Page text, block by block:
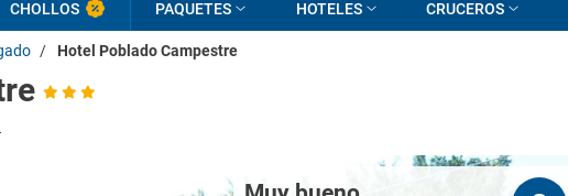
CHOLLOS PAQUETES HOTELES CRUCEROS
/ Hotel Poblado Campestre